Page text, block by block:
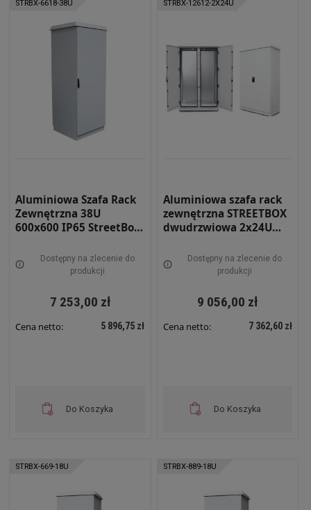
STRBX-6618-38U
Aluminiowa Szafa Rack
Zewnętrzna 38U
600x600 IP65 StreetBox
7035 STRBX-6618-38U
Dostępny na zlecenie do
produkcji
7 253,00 zł
Cena netto: 5 896,75 zł
Do Koszyka
STRBX-12612-2X24U
Aluminiowa szafa rack
zewnętrzna STREETBOX
dwudrzwiowa 2x24U
Dwupłaszczowa STRBX-
12612-2X24U
Dostępny na zlecenie do
produkcji
9 056,00 zł
Cena netto: 7 362,60 zł
Do Koszyka
STRBX-669-18U STRBX-889-18U